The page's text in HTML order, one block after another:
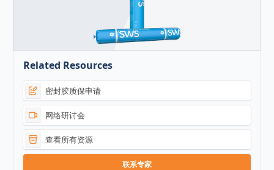
Related Resources
密封胶质保申请
网络研讨会
查看所有资源
联系专家